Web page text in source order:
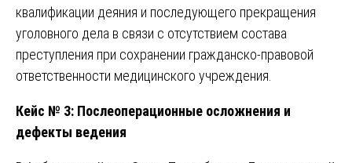
квалификации деяния и последующего прекращения
уголовного дела в связи с отсутствием состава
преступления при сохранении гражданско-правовой
ответственности медицинского учреждения.
Кейс № 3: Послеоперационные осложнения и
дефекты ведения